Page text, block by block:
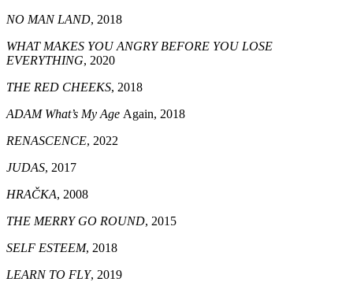
NO MAN LAND, 2018
WHAT MAKES YOU ANGRY BEFORE YOU LOSE
EVERYTHING, 2020
THE RED CHEEKS, 2018
ADAM What’s My Age Again, 2018
RENASCENCE, 2022
JUDAS, 2017
HRAČKA, 2008
THE MERRY GO ROUND, 2015
SELF ESTEEM, 2018
LEARN TO FLY, 2019